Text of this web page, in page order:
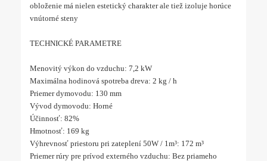
obloženie má nielen estetický charakter ale tiež izoluje horúce
vnútorné steny
TECHNICKÉ PARAMETRE
Menovitý výkon do vzduchu: 7,2 kW
Maximálna hodinová spotreba dreva: 2 kg / h
Priemer dymovodu: 130 mm
Vývod dymovodu: Horné
Účinnosť: 82%
Hmotnosť: 169 kg
Výhrevnosť priestoru pri zateplení 50W / 1m³: 172 m³
Priemer rúry pre prívod externého vzduchu: Bez priameho